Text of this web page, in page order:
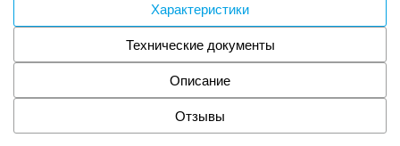
Характеристики
Технические документы
Описание
Отзывы